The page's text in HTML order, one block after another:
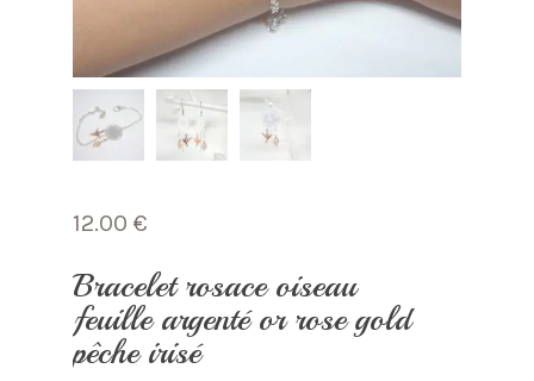
12.00 €
Bracelet rosace oiseau
feuille argenté or rose gold
pêche irisé